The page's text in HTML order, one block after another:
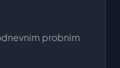
probnim